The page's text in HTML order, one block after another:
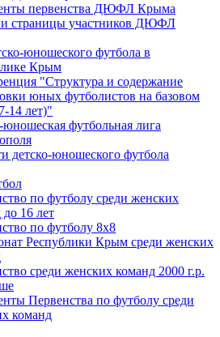
первенства ДЮФЛ Крыма
страницы участников ДЮФЛ
юношеского футбола в
Крым
"Структура и содержание
юных футболистов на базовом
14 лет)"
юношеская футбольная лига
детско-юношеского футбола
по футболу среди женских
16 лет
по футболу 8х8
Республики Крым среди женских
среди женских команд 2000 г.р.
Первенства по футболу среди
команд